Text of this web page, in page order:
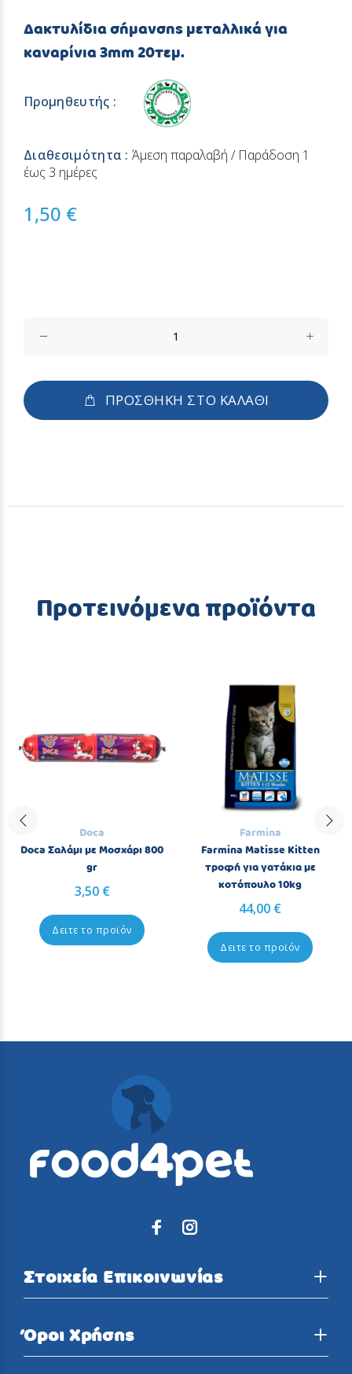
Δακτυλίδια σήμανσης μεταλλικά για
καναρίνια 3mm 20τεμ.
Προμηθευτής :
Διαθεσιμότητα :Άμεση παραλαβή / Παράδoση 1
έως 3 ημέρες
1,50 €
ΠΡΟΣΘΗΚΗ ΣΤΟ ΚΑΛΑΘΙ
Προτεινόμενα προϊόντα
Doca
Doca Σαλάμι με Μοσχάρι 800
gr
3,50 €
Δειτε το προϊόν
Farmina
Farmina Matisse Kitten
τροφή για γατάκια με
κοτόπουλο 10kg
44,00 €
Δειτε το προϊόν
Στοιχεία Επικοινωνίας
Όροι Χρήσης